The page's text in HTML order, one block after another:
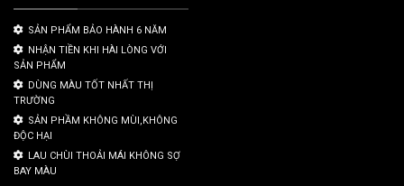
SẢN PHẨM BẢO HÀNH 6 NĂM
NHẬN TIỀN KHI HÀI LÒNG VỚI
SẢN PHẨM
DÙNG MÀU TỐT NHẤT THỊ
TRƯỜNG
SẢN PHẦM KHÔNG MÙI,KHÔNG
ĐỘC HẠI
LAU CHÙI THOẢI MÁI KHÔNG SỢ
BAY MÀU